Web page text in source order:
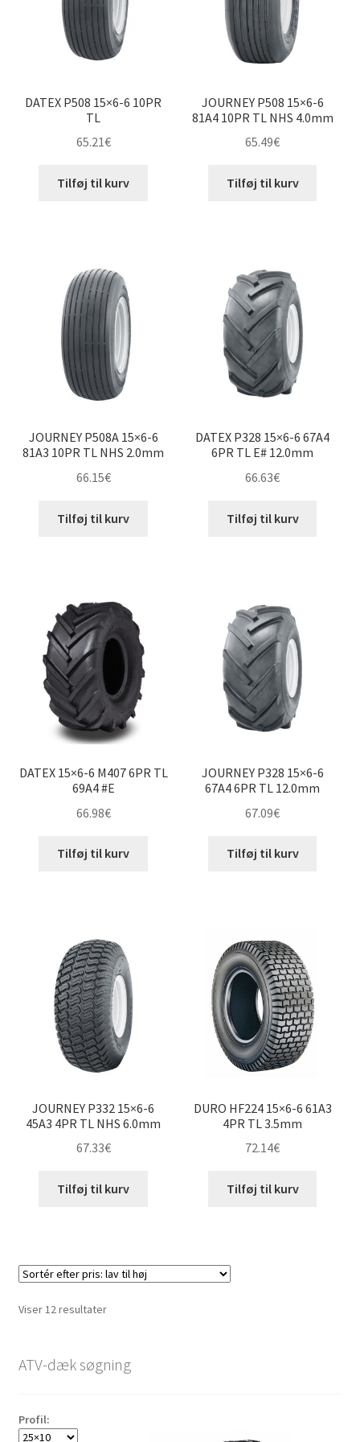
Karting
Vejledning
DATEX P508 15×6-6 10PR
TL
65.21€
Tilføj til kurv
JOURNEY P508 15×6-6
81A4 10PR TL NHS 4.0mm
65.49€
Tilføj til kurv
JOURNEY P508A 15×6-6
81A3 10PR TL NHS 2.0mm
66.15€
Tilføj til kurv
DATEX P328 15×6-6 67A4
6PR TL E# 12.0mm
66.63€
Tilføj til kurv
DATEX 15×6-6 M407 6PR TL
69A4 #E
66.98€
Tilføj til kurv
JOURNEY P328 15×6-6
67A4 6PR TL 12.0mm
67.09€
Tilføj til kurv
JOURNEY P332 15×6-6
45A3 4PR TL NHS 6.0mm
67.33€
Tilføj til kurv
DURO HF224 15×6-6 61A3
4PR TL 3.5mm
72.14€
Tilføj til kurv
Viser 12 resultaterSorteret
lav
ATV-dæk søgning
Profil: